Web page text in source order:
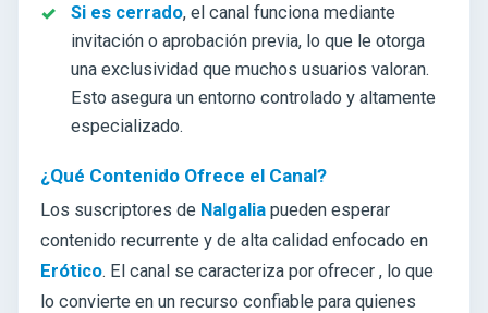
Si es cerrado, el canal funciona mediante
invitación o aprobación previa, lo que le otorga
una exclusividad que muchos usuarios valoran.
Esto asegura un entorno controlado y altamente
especializado.
¿Qué Contenido Ofrece el Canal?
Los suscriptores de Nalgalia pueden esperar
contenido recurrente y de alta calidad enfocado en
Erótico. El canal se caracteriza por ofrecer , lo que
lo convierte en un recurso confiable para quienes